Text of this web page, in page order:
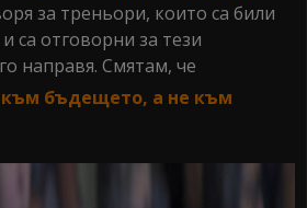
за треньори, които са били
са отговорни за тези
направя. Смятам, че
бъдещето, а не към